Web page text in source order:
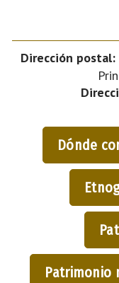
Dirección postal:
Dónde
Patrimonio